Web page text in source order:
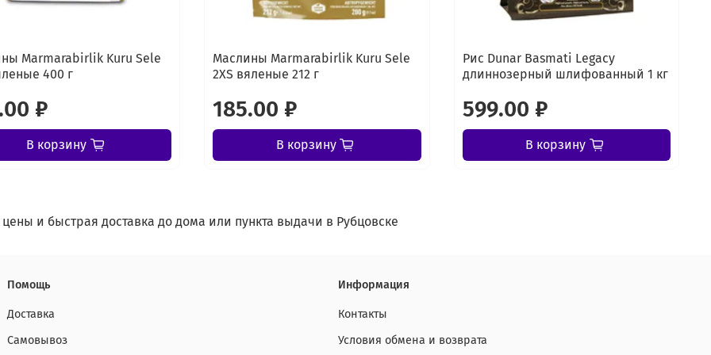
Marmarabirlik Kuru Sele
400 г
₽
В корзину
Маслины Marmarabirlik Kuru Sele
2XS вяленые 212 г
185.00 ₽
В корзину
Рис Dunar Basmati Legacy
длиннозерный шлифованный 1 кг
599.00 ₽
В корзину
и быстрая доставка до дома или пункта выдачи в Рубцовске
Помощь
Доставка
Самовывоз
Информация
Контакты
Условия обмена и возврата